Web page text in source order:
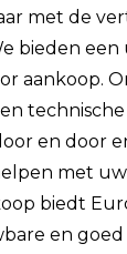
met de
bieden een
aankoop.
en door
met
biedt
en